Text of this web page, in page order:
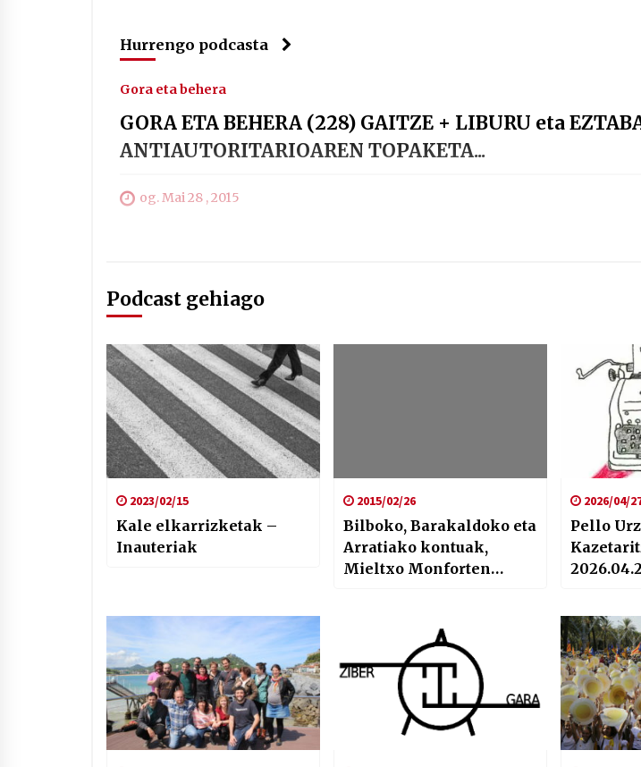
Hurrengo podcasta
Gora eta behera
GORA ETA BEHERA (228) GAITZE + LIBURU eta
ANTIAUTORITARIOAREN TOPAKETA...
og. Mai 28 , 2015
Podcast gehiago
2023/02/15
Kale elkarrizketak –
Inauteriak
2015/02/26
Bilboko, Barakaldoko eta
Arratiako kontuak,
Mieltxo Monforten
2026/04/
Pello